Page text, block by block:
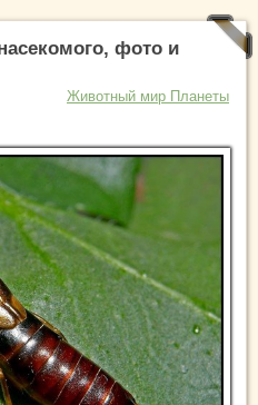
фото и
Животный мир Планеты